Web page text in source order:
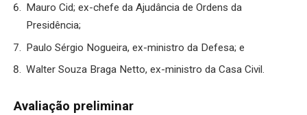
Mauro Cid; ex-chefe da Ajudância de Ordens da
Presidência;
Paulo Sérgio Nogueira, ex-ministro da Defesa; e
Walter Souza Braga Netto, ex-ministro da Casa Civil.
Avaliação preliminar